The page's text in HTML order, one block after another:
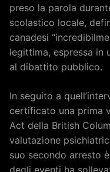
preso la parola
scolastico locale,
canadesi
legittima, espressa in
al dibattito pubblico.
In seguito a
certificato una prima
Act della British
valutazione
suo secondo arresto
degli eventi ha